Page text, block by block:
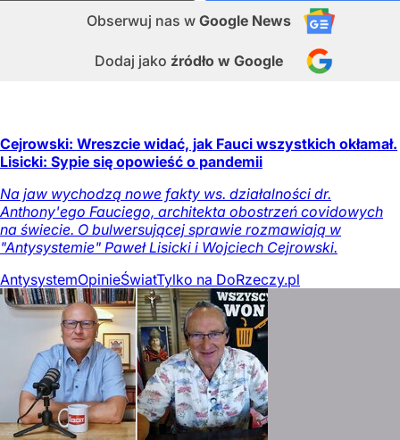
Obserwuj nas w Google News
Dodaj jako źródło w Google
Cejrowski: Wreszcie widać, jak Fauci wszystkich okłamał.
Lisicki: Sypie się opowieść o pandemii
Na jaw wychodzą nowe fakty ws. działalności dr.
Anthony'ego Fauciego, architekta obostrzeń covidowych
na świecie. O bulwersującej sprawie rozmawiają w
"Antysystemie" Paweł Lisicki i Wojciech Cejrowski.
AntysystemOpinieŚwiatTylko na DoRzeczy.pl